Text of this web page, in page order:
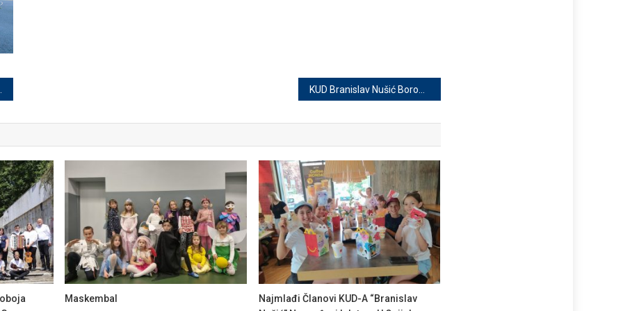
Maskembal
Najmlađi Članovi KUD-A “Branislav